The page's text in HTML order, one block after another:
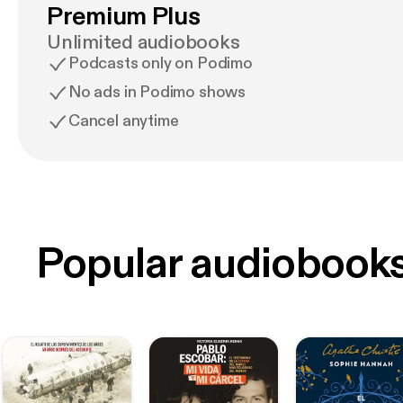
Premium Plus
Unlimited audiobooks
Podcasts only on Podimo
No ads in Podimo shows
Cancel anytime
Popular